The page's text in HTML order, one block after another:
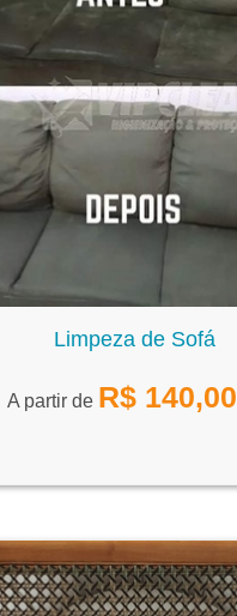
Limpeza de Sofá
A partir de R$ 140,00